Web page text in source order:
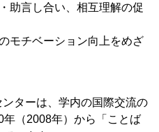
助言し合い、相互理解の促
モチベーション向上をめざ
ターは、学内の国際交流の
（2008年）から「ことば